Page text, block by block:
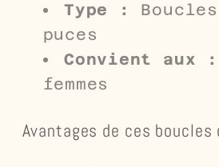
Type :
puces
Convient aux :
femmes
Avantages de ces boucles